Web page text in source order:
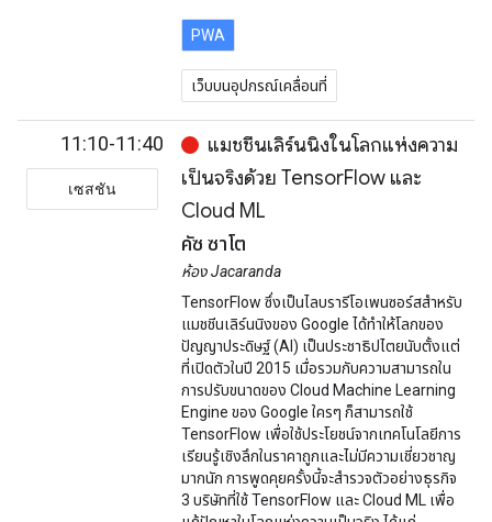
PWA
เว็บบนอุปกรณ์เคลื่อนที่
11:10-11:40
เซสชัน
แมชชีนเลิร์นนิงในโลกแห่งความ
เป็นจริงด้วย TensorFlow และ
Cloud ML
คัซ ซาโต
ห้อง Jacaranda
TensorFlow ซึ่งเป็นไลบรารีโอเพนซอร์สสำหรับ
แมชชีนเลิร์นนิงของ Google ได้ทำให้โลกของ
ปัญญาประดิษฐ์ (AI) เป็นประชาธิปไตยนับตั้งแต่
ที่เปิดตัวในปี 2015 เมื่อรวมกับความสามารถใน
การปรับขนาดของ Cloud Machine Learning
Engine ของ Google ใครๆ ก็สามารถใช้
TensorFlow เพื่อใช้ประโยชน์จากเทคโนโลยีการ
เรียนรู้เชิงลึกในราคาถูกและไม่มีความเชี่ยวชาญ
มากนัก การพูดคุยครั้งนี้จะสำรวจตัวอย่างธุรกิจ
3 บริษัทที่ใช้ TensorFlow และ Cloud ML เพื่อ